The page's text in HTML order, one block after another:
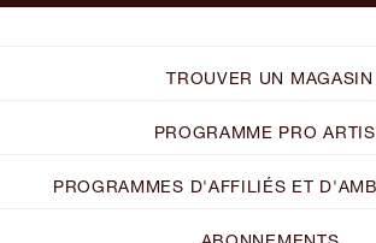
TROUVER UN MAGASIN
PROGRAMME PRO
PROGRAMMES D'AFFILIÉS ET